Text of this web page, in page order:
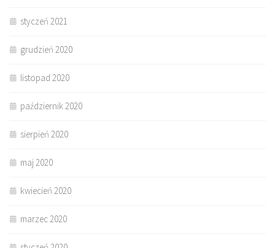
styczeń 2021
grudzień 2020
listopad 2020
październik 2020
sierpień 2020
maj 2020
kwiecień 2020
marzec 2020